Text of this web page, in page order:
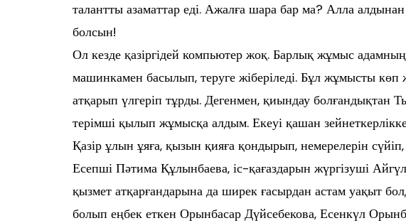
талантты азаматтар еді. Ажалға шара бар ма? Алла
болсын!
Ол кезде қазіргідей компьютер жоқ. Барлық жұмыс
машинкамен басылып, теруге жіберіледі. Бұл жұмысты
атқарып үлгеріп тұрды. Дегенмен, қиындау
терімші қылып жұмысқа алдым. Екеуі қашан
Қазір ұлын ұяға, қызын қияға қондырып, немерелерін
Есепші Пәтима Құлынбаева, іс-қағаздарын жүргізуші
қызмет атқарғандарына да ширек ғасырдан астам уақыт
болып еңбек еткен Орынбасар Дүйсебекова, Есенкүл